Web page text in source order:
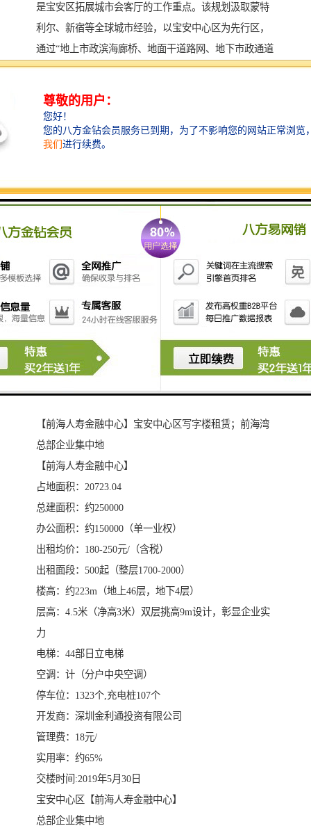
是宝安区拓展城市会客厅的工作重点。该规划汲取蒙特
利尔、新宿等全球城市经验，以宝安中心区为先行区，
通过“地上市政滨海廊桥、地面干道路网、地下市政通道
及地铁商业连接”，对整个区域空间进行立体化升级。
前海人寿金融中心，作为宝安中心区立体城市建设的示
范性项目，率先完成负一楼地铁接驳口预留、负二楼地
下市政通道建设，为早日建成“立体宝安”而打响前战。
田高铁站）的基础之上再度升级，滨海文化公园、欢乐
港湾轻松步行即至，缩减通勤成本、缓解地面拥堵。加
之，深中通道（建设中）、机场卫星厅、深茂铁路、中
深惠城市线皆汇聚宝安中心区，正在为区域升级不断加
码，助力宝安中心区跃升大湾区交通引擎。
总部效应，聚集中外资企业进驻 据了解，目前前海人寿
金融中心已有多家大型中外资企业进驻，行业涵盖金
融、科技、投资等多个领域，且租赁面积大多为整层及
多层空间，作为大湾区产业创新中心与企业总部，为区
【前海人寿金融中心】宝安中心区写字楼租赁；前海湾
总部企业集中地
【前海人寿金融中心】
占地面积：20723.04
总建面积：约250000
办公面积：约150000（单一业权）
出租均价：180-250元/（含税）
出租面段：500起（整层1700-2000）
楼高：约223m（地上46层，地下4层）
层高：4.5米（净高3米）双层挑高9m设计，彰显企业实
力
电梯：44部日立电梯
空调：计（分户中央空调）
停车位：1323个,充电桩107个
开发商：深圳金利通投资有限公司
管理费：18元/
实用率：约65%
交楼时间:2019年5月30日
宝安中心区【前海人寿金融中心】
总部企业集中地